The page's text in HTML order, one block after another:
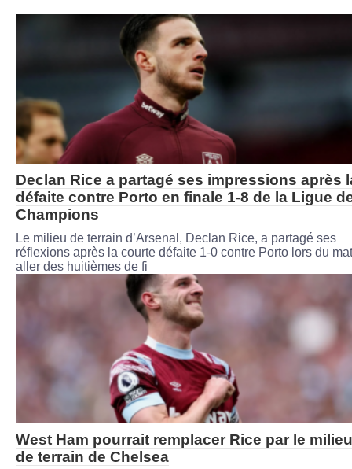
Declan Rice a partagé ses impressions après
défaite contre Porto en finale 1-8 de la Ligue
Champions
Le milieu de terrain d’Arsenal, Declan Rice, a partagé ses
réflexions après la courte défaite 1-0 contre Porto lors du
aller des huitièmes de fi
West Ham pourrait remplacer Rice par le milieu
de terrain de Chelsea